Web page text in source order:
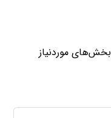
بخش‌های موردنیاز